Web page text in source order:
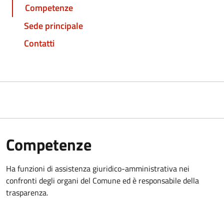
Competenze
Sede principale
Contatti
Competenze
Ha funzioni di assistenza giuridico-amministrativa nei
confronti degli organi del Comune ed è responsabile della
trasparenza.